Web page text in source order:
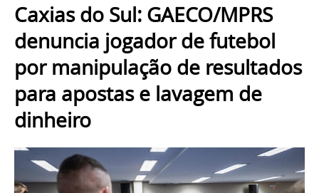
Caxias do Sul: GAECO/MPRS
denuncia jogador de futebol
por manipulação de resultados
para apostas e lavagem de
dinheiro